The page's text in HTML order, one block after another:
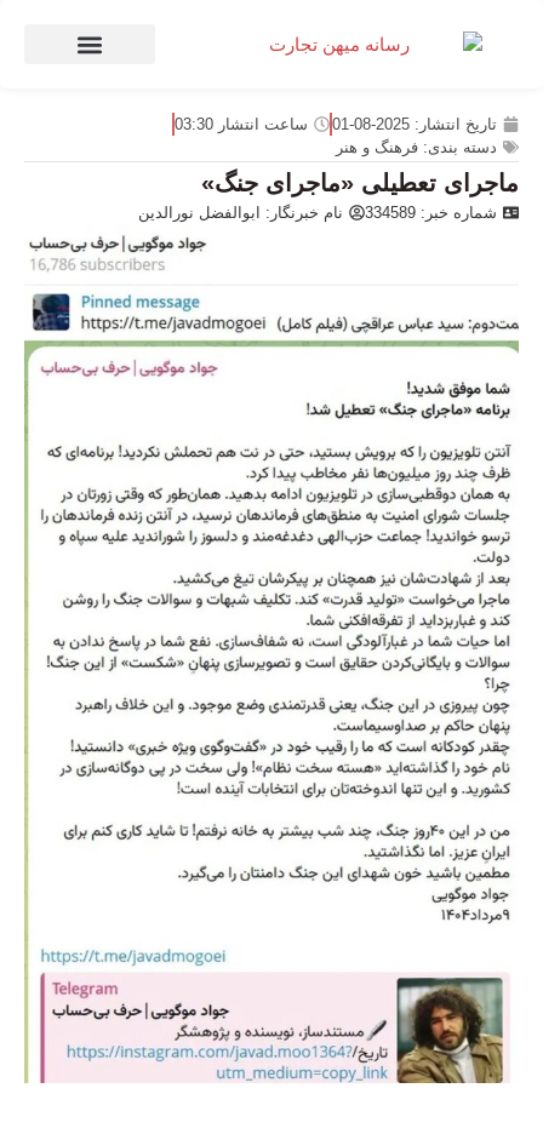
تاریخ انتشار: 2025-08-01 ساعت انتشار 03:30
دسته بندی: فرهنگ و هنر
ماجرای تعطیلی «ماجرای جنگ»
شماره خبر: 334589 نام خبرنگار: ابوالفضل نورالدین